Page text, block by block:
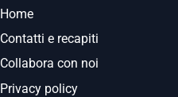
Home
Contatti e recapiti
Collabora con noi
Privacy policy